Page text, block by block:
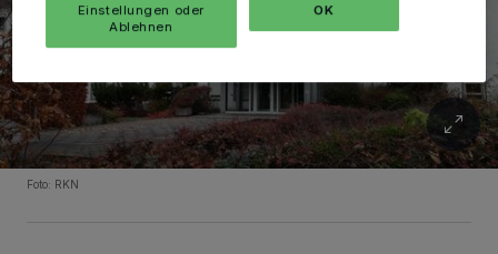
Foto: RKN
Einstellungen oder
Ablehnen
OK